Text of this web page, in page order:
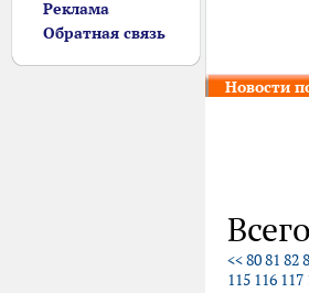
Реклама
Обратная связь
Новости
<<8081 82
115 116 117